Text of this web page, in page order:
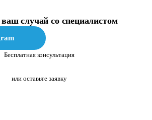
случай со специалистом
Бесплатная консультация
или оставьте заявку